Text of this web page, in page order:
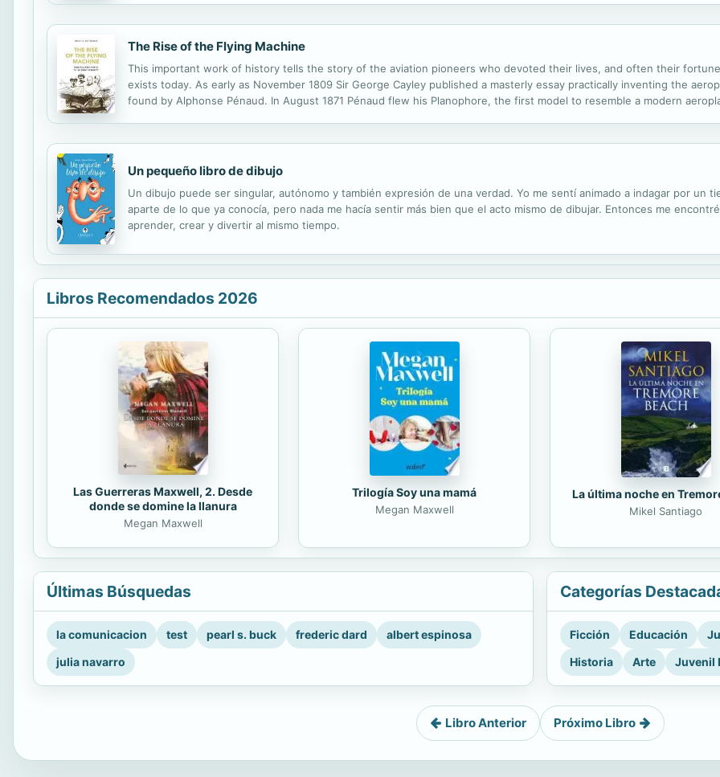
The Rise of the Flying Machine
This important work of history tells the story of the aviation pioneers who devoted their lives, and often their
exists today. As early as November 1809 Sir George Cayley published a masterly essay practically inventing the
found by Alphonse Pénaud. In August 1871 Pénaud flew his Planophore, the first model to resemble a modern
Un pequeño libro de dibujo
Un dibujo puede ser singular, autónomo y también expresión de una verdad. Yo me sentí animado a indagar por un
aparte de lo que ya conocía, pero nada me hacía sentir más bien que el acto mismo de dibujar. Entonces me
aprender, crear y divertir al mismo tiempo.
Libros Recomendados 2026
Las Guerreras Maxwell, 2. Desde
donde se domine la llanura
Megan Maxwell
Trilogía Soy una mamá
Megan Maxwell
La última noche en
Mikel Santiago
Últimas Búsquedas
la comunicacion test pearl s. buck frederic dard
albert espinosa
julia navarro
Categorías
Ficción Educación
Historia
Arte Juvenil
Libro Anterior Próximo Libro